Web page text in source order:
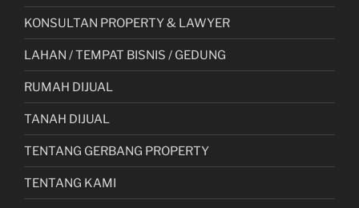
KONSULTAN PROPERTY & LAWYER
LAHAN / TEMPAT BISNIS / GEDUNG
RUMAH DIJUAL
TANAH DIJUAL
TENTANG GERBANG PROPERTY
TENTANG KAMI